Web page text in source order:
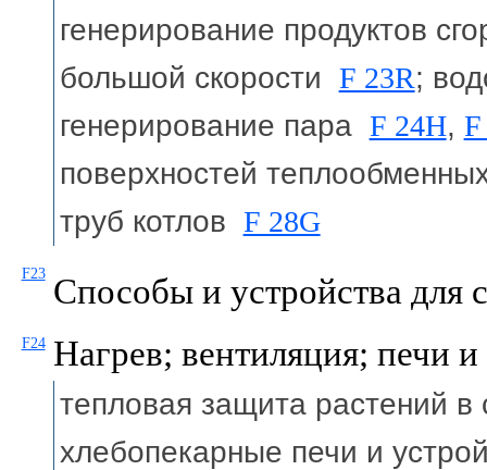
генерирование продуктов
большой скорости F 23R;
генерирование пара F 24H,
поверхностей
труб котлов F 28G
F23 Способы и устройства для
F24 Нагрев; вентиляция; печи
тепловая защита растений
хлебопекарные печи и